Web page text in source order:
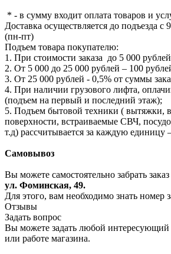
* - в сумму входит оплата товаров и
Доставка осуществляется до подъезда с
(пн-пт)
Подъем товара покупателю:
1. При стоимости заказа до 5 000
2. От 5 000 до 25 000 рублей – 100
3. От 25 000 рублей - 0,5% от суммы
4. При наличии грузового лифта,
(подъем на первый и последний этаж);
5. Подъем бытовой техники ( вытяжки,
поверхности, встраиваемые СВЧ,
т.д) рассчитывается за каждую единицу
Самовывоз
Вы можете самостоятельно забрать
ул. Фоминская, 49.
Для этого, вам необходимо знать
Отзывы
Задать вопрос
Вы можете задать любой интересующий
или работе магазина.